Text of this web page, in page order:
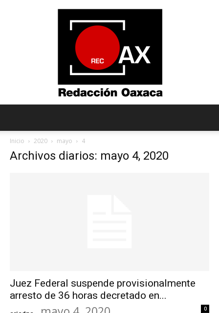
Inicio 2020 mayo 4
Archivos diarios: mayo 4, 2020
Juez Federal suspende provisionalmente
arresto de 36 horas decretado en...
0